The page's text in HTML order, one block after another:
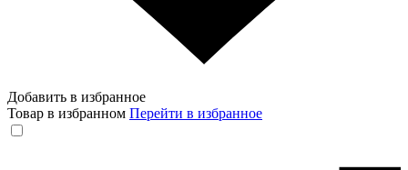
Добавить в избранное
Товар в избранном Перейти в избранное